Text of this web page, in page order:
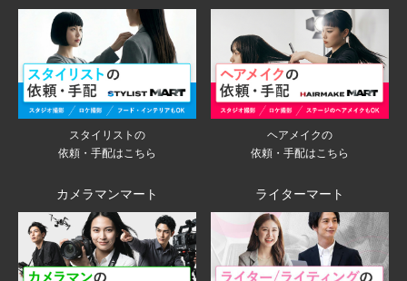
スタイリストの
依頼・手配はこちら
ヘアメイクの
依頼・手配はこちら
カメラマンマート ライターマート